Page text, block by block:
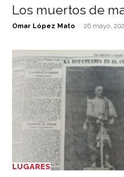
Los muertos de
Omar López Mato - 26 mayo,
LUGARES